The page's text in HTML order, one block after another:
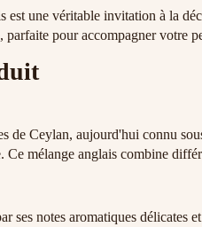
une véritable invitation à la
pour accompagner votre
de Ceylan, aujourd'hui connu
Ce mélange anglais combine
ses notes aromatiques délicates